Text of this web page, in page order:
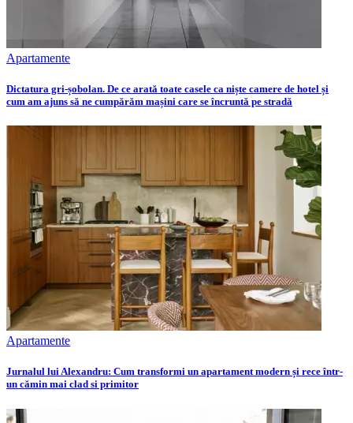
Apartamente
Dictatura gri-șobolan. De ce arată toate casele ca niște camere de hotel și
cum am ajuns să ne cumpărăm mașini care se încruntă pe stradă
Apartamente
Jurnalul lui Alexandru: Cum transformi un apartament modern și rece într-
un cămin mai clad si primitor